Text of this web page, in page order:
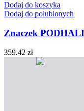
Dodaj do koszyka
Dodaj do polubionych
Znaczek
359.42 zł